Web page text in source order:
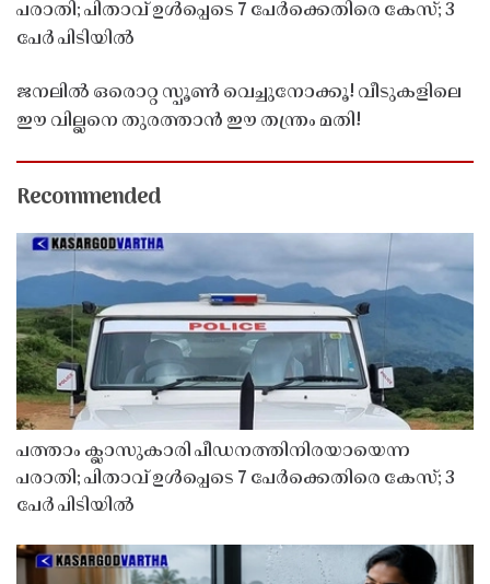
പരാതി; പിതാവ് ഉൾപ്പെടെ 7 പേർക്കെതിരെ കേസ്; 3
പേർ പിടിയിൽ
ജനലിൽ ഒരൊറ്റ സ്പൂൺ വെച്ചുനോക്കൂ! വീടുകളിലെ
ഈ വില്ലനെ തുരത്താൻ ഈ തന്ത്രം മതി!
Recommended
പത്താം ക്ലാസുകാരി പീഡനത്തിനിരയായെന്ന
പരാതി; പിതാവ് ഉൾപ്പെടെ 7 പേർക്കെതിരെ കേസ്; 3
പേർ പിടിയിൽ